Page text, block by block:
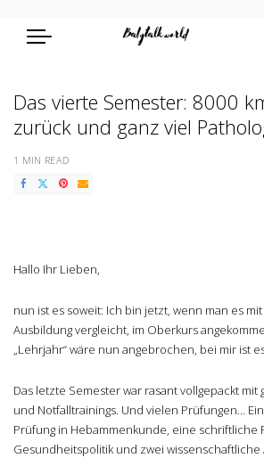
Das vierte Semester: 8000
zurück und ganz viel
1 MIN READ
Hallo Ihr Lieben,
nun ist es soweit: Ich bin jetzt, wenn man es
Ausbildung vergleicht, im Oberkurs
„Lehrjahr“ wäre nun angebrochen, bei mir ist
Das letzte Semester war rasant vollgepackt mit
und Notfalltrainings. Und vielen Prüfungen…
Prüfung in Hebammenkunde, eine schriftliche
Gesundheitspolitik und zwei